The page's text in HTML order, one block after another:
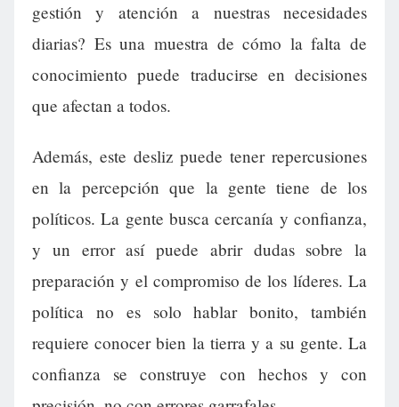
gestión y atención a nuestras necesidades
diarias? Es una muestra de cómo la falta de
conocimiento puede traducirse en decisiones
que afectan a todos.
Además, este desliz puede tener repercusiones
en la percepción que la gente tiene de los
políticos. La gente busca cercanía y confianza,
y un error así puede abrir dudas sobre la
preparación y el compromiso de los líderes. La
política no es solo hablar bonito, también
requiere conocer bien la tierra y a su gente. La
confianza se construye con hechos y con